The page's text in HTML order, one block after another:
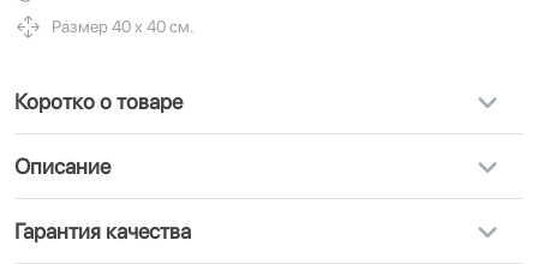
Размер 40 х 40 см.
Коротко о товаре
Описание
Гарантия качества